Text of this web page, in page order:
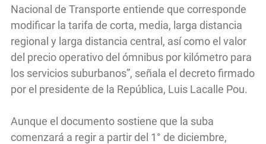
Nacional de Transporte entiende que corresponde
modificar la tarifa de corta, media, larga distancia
regional y larga distancia central, así como el valor
del precio operativo del ómnibus por kilómetro para
los servicios suburbanos”, señala el decreto firmado
por el presidente de la República, Luis Lacalle Pou.
Aunque el documento sostiene que la suba
comenzará a regir a partir del 1° de diciembre,